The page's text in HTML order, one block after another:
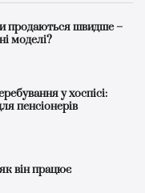
продаються швидше –
моделі?
у хоспісі:
пенсіонерів
він працює